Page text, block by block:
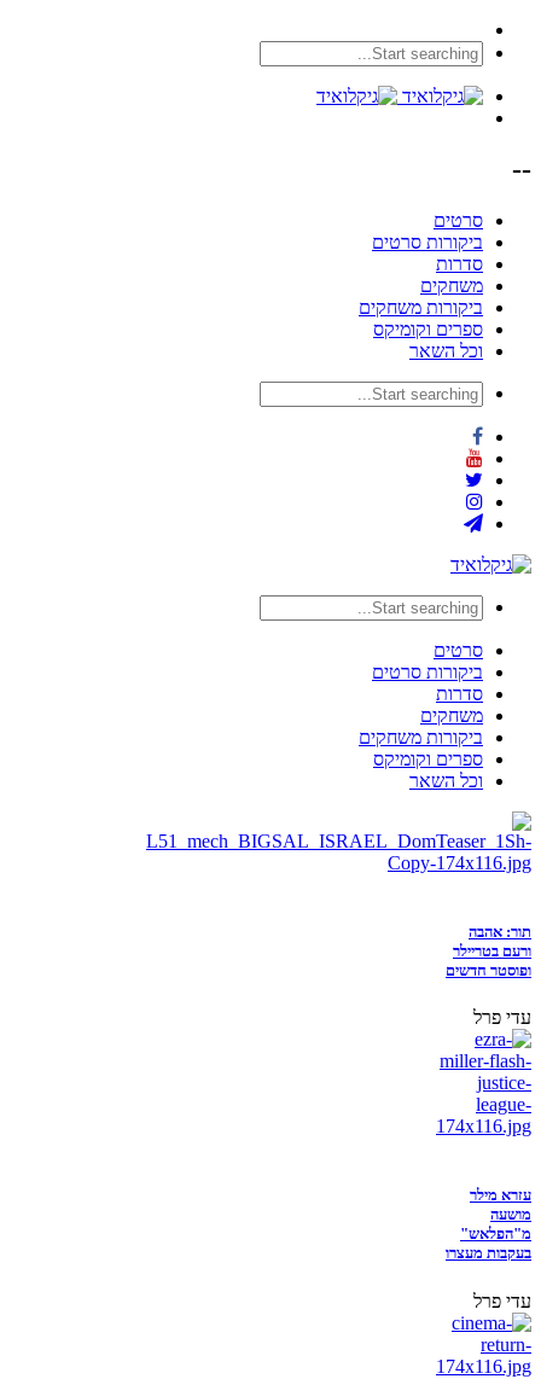
--
סרטים
ביקורות סרטים
סדרות
משחקים
ביקורות משחקים
ספרים וקומיקס
וכל השאר
סרטים
ביקורות סרטים
סדרות
משחקים
ביקורות משחקים
ספרים וקומיקס
וכל השאר
תור: אהבה
ורעם בטריילר
ופוסטר חדשים
עדי פרל
עזרא מילר
מושעה
מ"הפלאש"
בעקבות מעצרו
עדי פרל